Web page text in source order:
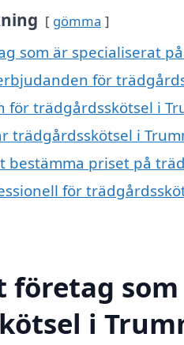
gömma
som är specialiserat
för
för trädgårdsskötsel i
trädgårdsskötsel i
bestämma priset på
för
företag
i